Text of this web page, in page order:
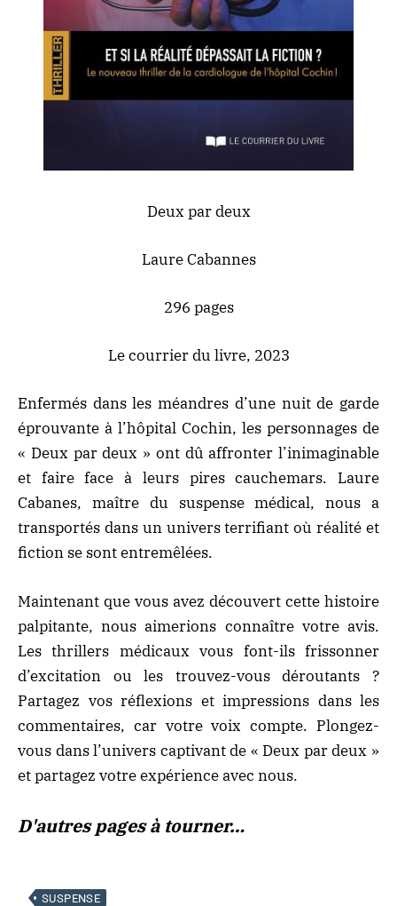
Deux par deux
Laure Cabannes
296 pages
Le courrier du livre, 2023
Enfermés dans les méandres d’une nuit de garde
éprouvante à l’hôpital Cochin, les personnages de
« Deux par deux » ont dû affronter l’inimaginable
et faire face à leurs pires cauchemars. Laure
Cabanes, maître du suspense médical, nous a
transportés dans un univers terrifiant où réalité et
fiction se sont entremêlées.
Maintenant que vous avez découvert cette histoire
palpitante, nous aimerions connaître votre avis.
Les thrillers médicaux vous font-ils frissonner
d’excitation ou les trouvez-vous déroutants ?
Partagez vos réflexions et impressions dans les
commentaires, car votre voix compte. Plongez-
vous dans l’univers captivant de « Deux par deux »
et partagez votre expérience avec nous.
D'autres pages à tourner…
SUSPENSE